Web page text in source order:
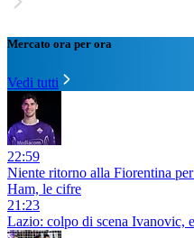
Mercato ora per ora
Vedi tutti
22:59
Niente ritorno alla Fiorentina
Ham, le cifre
21:23
Lazio: colpo di scena Ivanovic,